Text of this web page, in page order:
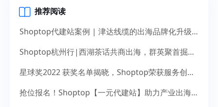
推荐阅读
Shoptop代建站案例 | 津达线缆的出海品牌化升级之道
Shoptop杭州行|西湖茶话共商出海，群英聚首掘金未来
星球奖2022 获奖名单揭晓，Shoptop荣获服务创新奖！
抢位报名！Shoptop【一元代建站】助力产业出海，献礼14周年